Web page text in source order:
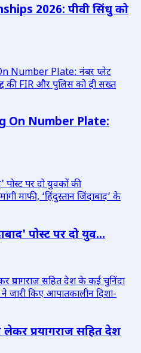
2026: पीवी सिंधु को
On Number Plate:
पोस्ट पर दो युव...
प्रयागराज सहित देश